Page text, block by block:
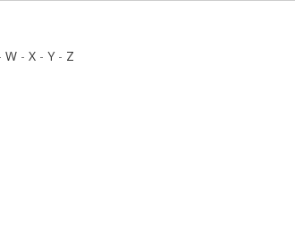
W - X - Y - Z